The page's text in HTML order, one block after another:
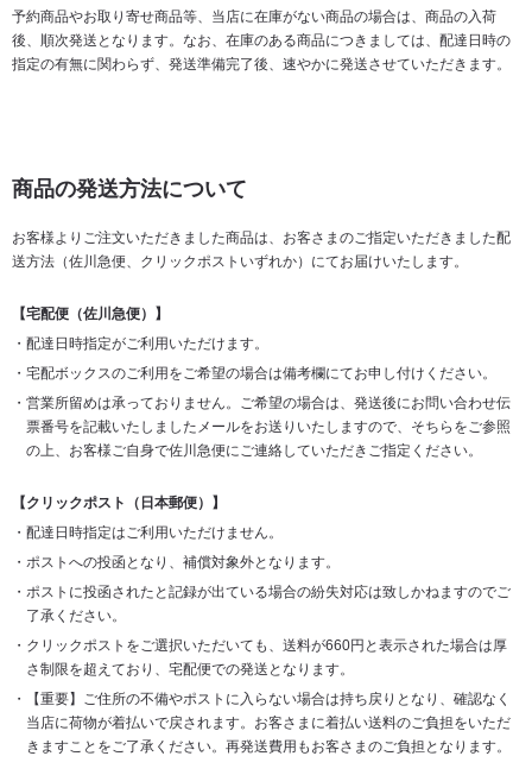
予約商品やお取り寄せ商品等、当店に在庫がない商品の場合は、商品の入荷
後、順次発送となります。なお、在庫のある商品につきましては、配達日時の
指定の有無に関わらず、発送準備完了後、速やかに発送させていただきます。
商品の発送方法について
お客様よりご注文いただきました商品は、お客さまのご指定いただきました配
送方法（佐川急便、クリックポストいずれか）にてお届けいたします。
【宅配便（佐川急便）】
配達日時指定がご利用いただけます。
宅配ボックスのご利用をご希望の場合は備考欄にてお申し付けください。
営業所留めは承っておりません。ご希望の場合は、発送後にお問い合わせ伝
票番号を記載いたしましたメールをお送りいたしますので、そちらをご参照
の上、お客様ご自身で佐川急便にご連絡していただきご指定ください。
【クリックポスト（日本郵便）】
配達日時指定はご利用いただけません。
ポストへの投函となり、補償対象外となります。
ポストに投函されたと記録が出ている場合の紛失対応は致しかねますのでご
了承ください。
クリックポストをご選択いただいても、送料が660円と表示された場合は厚
さ制限を超えており、宅配便での発送となります。
【重要】ご住所の不備やポストに入らない場合は持ち戻りとなり、確認なく
当店に荷物が着払いで戻されます。お客さまに着払い送料のご負担をいただ
きますことをご了承ください。再発送費用もお客さまのご負担となります。